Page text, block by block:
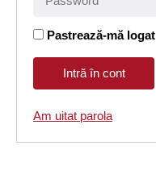
Pastrează-mă logat
Am uitat parola